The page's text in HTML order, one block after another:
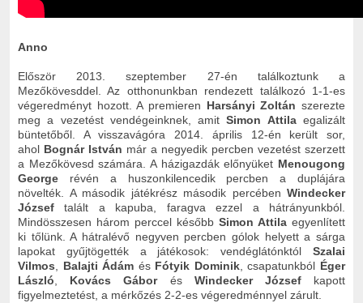
Anno
Először 2013. szeptember 27-én találkoztunk a
Mezőkövesddel. Az otthonunkban rendezett találkozó 1-1-es
végeredményt hozott. A premieren Harsányi Zoltán szerezte
meg a vezetést vendégeinknek, amitSimon Attilaegalizált
büntetőből. A visszavágóra 2014. április 12-én került sor,
ahol Bognár István már a negyedik percben vezetést szerzett
a Mezőkövesd számára. A házigazdák előnyüket Menougong
George révén a huszonkilencedik percben a duplájára
növelték. A második játékrész második percében Windecker
József talált a kapuba, faragva ezzel a hátrányunkból.
Mindösszesen három perccel később Simon Attila egyenlített
ki tőlünk. A hátralévő negyven percben gólok helyett a sárga
lapokat gyűjtögették a játékosok: vendéglátónktól Szalai
Vilmos, Balajti Ádám és Fótyik Dominik, csapatunkból Éger
László, Kovács Gáborés Windecker József
kapott
figyelmeztetést, a mérkőzés 2-2-es végeredménnyel zárult.